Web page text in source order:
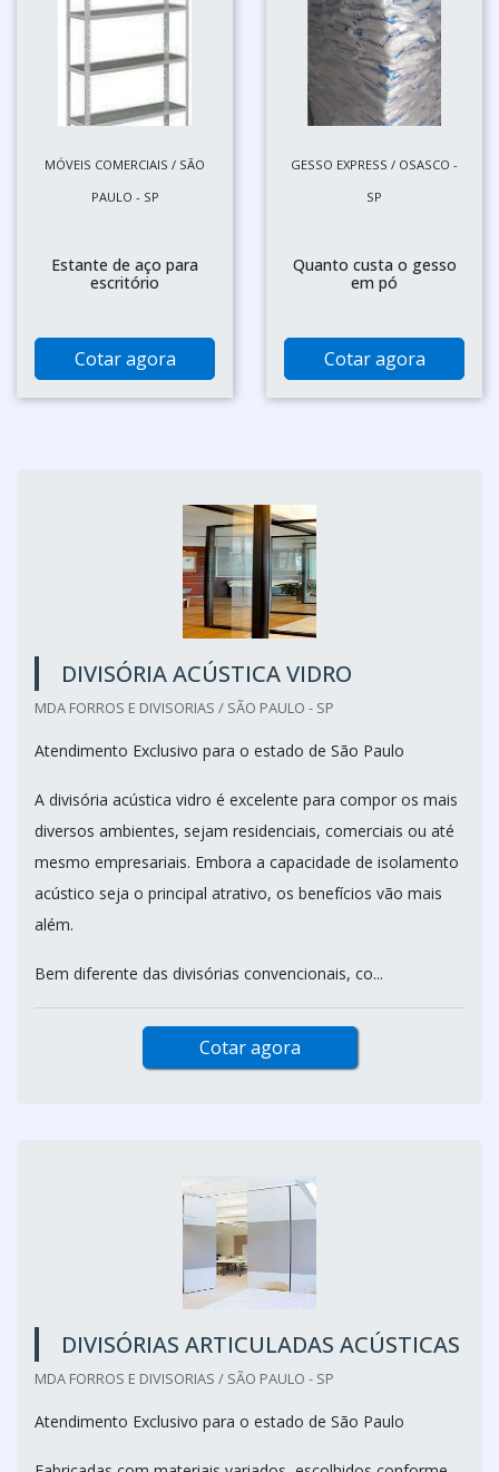
MÓVEIS COMERCIAIS / SÃO
PAULO - SP
Estante de aço para
escritório
Cotar agora
GESSO EXPRESS / OSASCO -
SP
Quanto custa o gesso
em pó
Cotar agora
DIVISÓRIA ACÚSTICA VIDRO
MDA FORROS E DIVISORIAS / SÃO PAULO - SP
Atendimento Exclusivo para o estado de São Paulo
A divisória acústica vidro é excelente para compor os mais
diversos ambientes, sejam residenciais, comerciais ou até
mesmo empresariais. Embora a capacidade de isolamento
acústico seja o principal atrativo, os benefícios vão mais
além.
Bem diferente das divisórias convencionais, co...
Cotar agora
DIVISÓRIAS ARTICULADAS ACÚSTICAS
MDA FORROS E DIVISORIAS / SÃO PAULO - SP
Atendimento Exclusivo para o estado de São Paulo